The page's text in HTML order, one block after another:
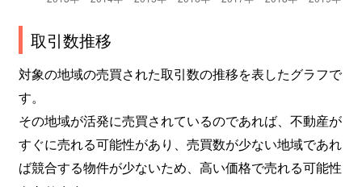
取引数推移
対象の地域の売買された取引数の推移を表したグラフで
す。
その地域が活発に売買されているのであれば、不動産が
すぐに売れる可能性があり、売買数が少ない地域であれ
ば競合する物件が少ないため、高い価格で売れる可能性